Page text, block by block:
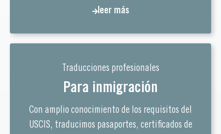
leer más
Traducciones profesionales
Para inmigración
Con amplio conocimiento de los requisitos del
USCIS, traducimos pasaportes, certificados de